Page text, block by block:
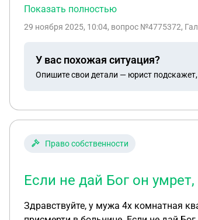
паспорте о заключении брака стоит и
Показать полностью
29 ноября 2025, 10:04, вопрос №4775372,
У вас похожая ситуация?
Опишите свои детали — юрист подскажет,
Право собственности
Если не дай Бог он
Здравствуйте, у мужа 4х комнатная